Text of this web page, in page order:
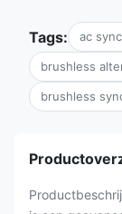
Tags: ac
brushless
brushless